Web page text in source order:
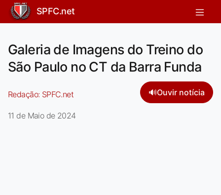
SPFC.net
Galeria de Imagens do Treino do
São Paulo no CT da Barra Funda
Redação: SPFC.net 🔊Ouvir notícia
11 de Maio de 2024